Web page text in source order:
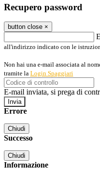
Recupero password
button close ×
all'indirizzo indicato con le
Non hai una e-mail associata al
tramite la Login Spaggiari
E-mail inviata, si prega di
Errore
Chiudi
Successo
Chiudi
Informazione